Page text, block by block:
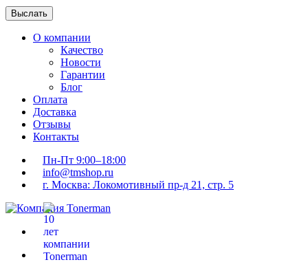
О компании
Качество
Новости
Гарантии
Блог
Оплата
Доставка
Отзывы
Контакты
Пн-Пт 9:00–18:00
info@tmshop.ru
г. Москва: Локомотивный пр-д 21, стр. 5